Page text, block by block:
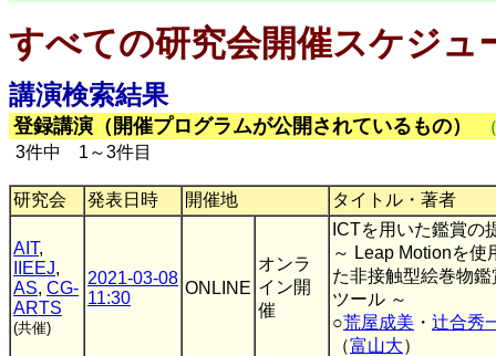
すべての研究会開催スケジュ
講演検索結果
登録講演（開催プログラムが公開されているもの）
3件中 1～3件目
研究会 発表日時 開催地 タイトル・著者
AIT,
IIEEJ,
AS, CG-
ARTS
(共催)
2021-03-08
11:30
ONLINE
オンラ
イン開
催
ICTを用いた鑑賞の
～ Leap Motionを使
た非接触型絵巻物鑑
ツール ～
○荒屋成美 ・ 辻合秀
（富山大）